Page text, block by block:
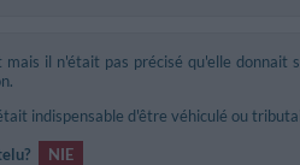
il n'était pas précisé qu'elle donnait
indispensable d'être véhiculé ou
NIE